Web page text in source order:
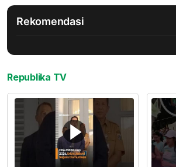
Rekomendasi
Republika TV